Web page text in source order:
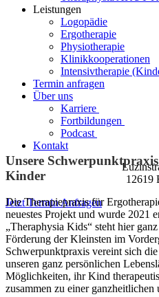
Leistungen
Logopädie
Ergotherapie
Physiotherapie
Klinikkooperationen
Intensivtherapie
Termin anfragen
Über uns
Karriere
Fortbildungen
Podcast
Kontakt
12619
Jetzt Termin Anfragen
Unsere
Kinder
Die Therapiepraxis für
neuestes Projekt und wurde 2021
„Theraphysia Kids“ steht hier
Förderung der Kleinsten im
Schwerpunktpraxis vereint sich
unseren ganz persönlichen
Möglichkeiten, ihr Kind
zusammen zu einer